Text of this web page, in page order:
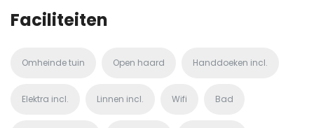
Faciliteiten
Omheinde tuin Open haard Handdoeken incl.
Elektra incl. Linnen incl. Wifi Bad